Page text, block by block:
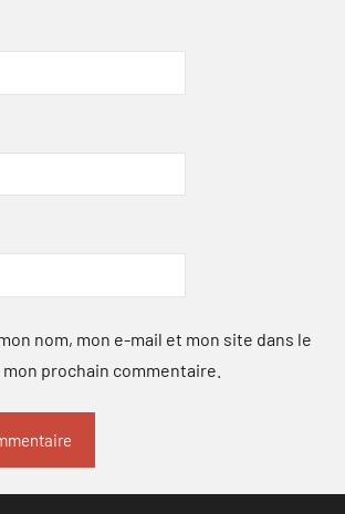
nom, mon e-mail et mon site dans le
prochain commentaire.